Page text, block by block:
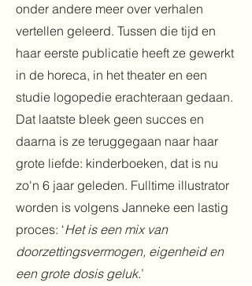
onder andere meer over verhalen
vertellen geleerd. Tussen die tijd en
haar eerste publicatie heeft ze gewerkt
in de horeca, in het theater en een
studie logopedie erachteraan gedaan.
Dat laatste bleek geen succes en
daarna is ze teruggegaan naar haar
grote liefde: kinderboeken, dat is nu
zo'n 6 jaar geleden. Fulltime illustrator
worden is volgens Janneke een lastig
proces: ‘Het is een mix van
doorzettingsvermogen, eigenheid en
een grote dosis geluk.’